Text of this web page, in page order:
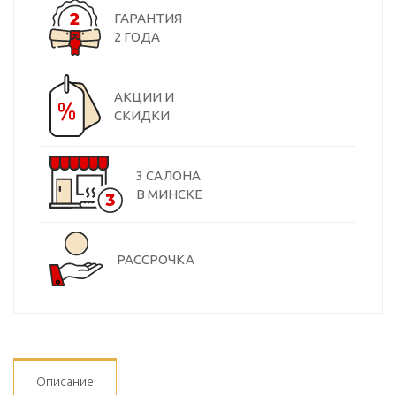
ГАРАНТИЯ
2 ГОДА
АКЦИИ И
СКИДКИ
3 САЛОНА
В МИНСКЕ
РАССРОЧКА
Описание